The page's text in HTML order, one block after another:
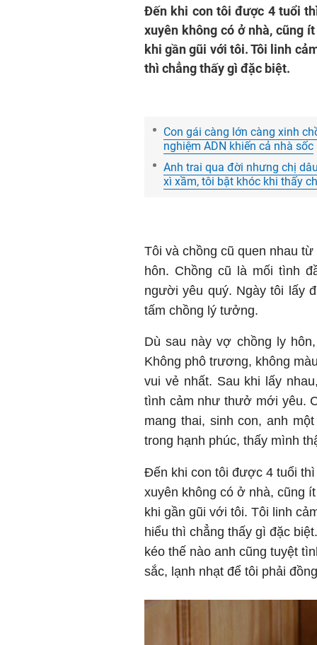
Đến khi con tôi được 4 tuổi
xuyên không có ở nhà, cũng
khi gần gũi với tôi. Tôi linh
thì chẳng thấy gì đặc biệt.
Con gái càng lớn càng xinh
nghiệm ADN khiến cả nhà sốc
Anh trai qua đời nhưng chị
xì xầm, tôi bật khóc khi thấy
Tôi và chồng cũ quen nhau
hôn. Chồng cũ là mối tình
người yêu quý. Ngày tôi lấy
tấm chồng lý tưởng.
Dù sau này vợ chồng ly
Không phô trương, không
vui vẻ nhất. Sau khi lấy
tình cảm như thưở mới yêu.
mang thai, sinh con, anh
trong hạnh phúc, thấy mình
Đến khi con tôi được 4 tuổi
xuyên không có ở nhà, cũng
khi gần gũi với tôi. Tôi linh
hiểu thì chẳng thấy gì đặc
kéo thế nào anh cũng tuyệt
sắc, lạnh nhạt để tôi phải